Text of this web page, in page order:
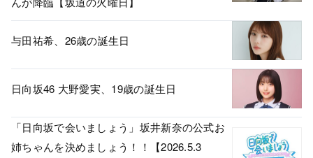
与田祐希、26歳の誕生日
日向坂46 大野愛実、19歳の誕生日
「日向坂で会いましょう」坂井新奈の公式お
姉ちゃんを決めましょう！！【2026.5.3